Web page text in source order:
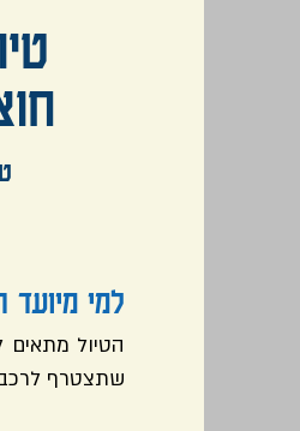
למי מיועד
שתצטרף